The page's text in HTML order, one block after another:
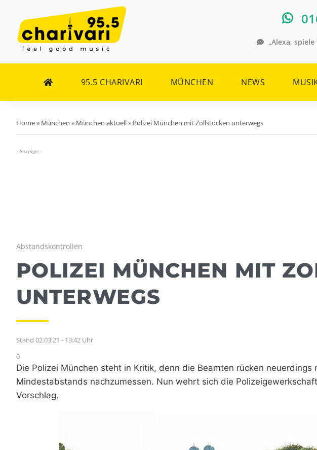
Inhalt
springen
„Alexa,
95.5 CHARIVARI MÜNCHEN NEWS
Home» München » München aktuell» Polizei München mit Zollstöcken unterwegs
- Anzeige -
Abstandskontrollen
POLIZEI MÜNCHEN MIT
UNTERWEGS
Stand 02.03.21 - 13:42 Uhr
0
Die Polizei München steht in Kritik, denn die Beamten rücken
Mindestabstands nachzumessen. Nun wehrt sich die
Vorschlag.